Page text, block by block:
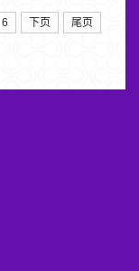
6 下页
尾页